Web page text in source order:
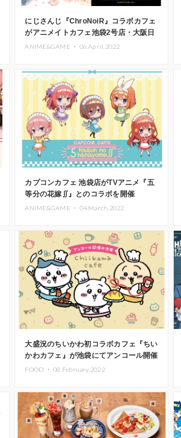
にじさんじ『ChroNoiR』コラボカフェ
がアニメイトカフェ池袋2号店・大阪日
本橋で開催中
ANIME&GAME ・ 06.April.2022
カプコンカフェ 池袋店がTVアニメ『五
等分の花嫁∬』とのコラボを開催
ANIME&GAME ・ 04.March.2022
大盛況のちいかわ初コラボカフェ『ちい
かわカフェ』が池袋にてアンコール開催
決定
FOOD ・08.February.2022